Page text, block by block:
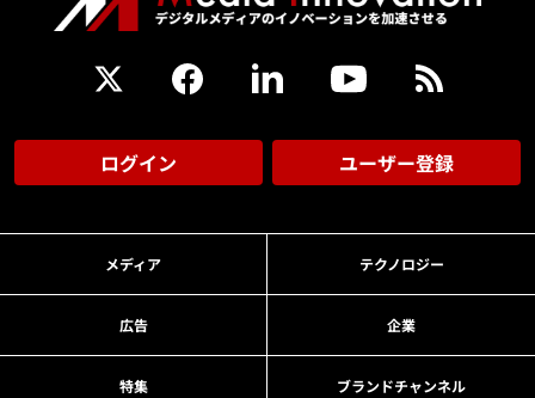
ログイン ユーザー登録
メディア テクノロジー
広告 企業
特集 ブランドチャンネル